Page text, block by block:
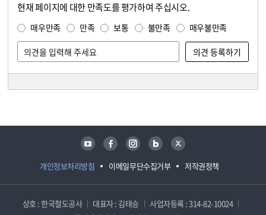
현재 페이지에 대한 만족도를 평가하여 주십시오.
매우만족 만족 보통 불만족 매우불만족
개인정보처리방침 이메일무단수집거부 저작권정책
유튜브 페이스북 인스타그램 블로그 트위터
상호 : 한국철도공사 대표자 : 김태승
사업자등록 : 314-82-10024